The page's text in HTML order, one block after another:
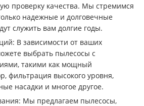
проверку качества. Мы стремимся
надежные и долговечные
служить вам долгие годы.
В зависимости от ваших
выбрать пылесосы с
такими как мощный
фильтрация высокого уровня,
насадки и многое другое.
Мы предлагаем пылесосы,